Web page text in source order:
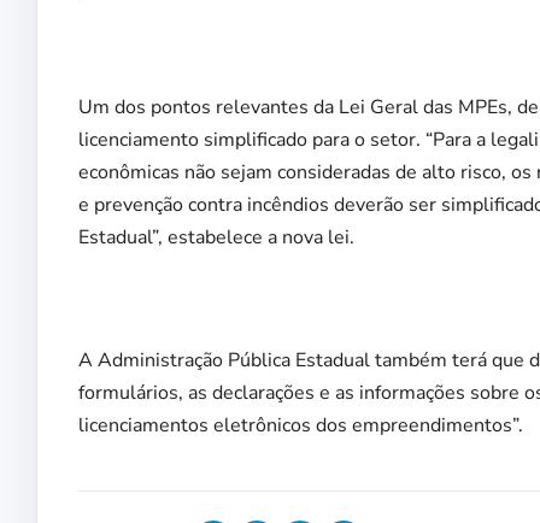
Um dos pontos relevantes da Lei Geral das MPEs,
licenciamento simplificado para o setor. “Para a
econômicas não sejam consideradas de alto risco,
e prevenção contra incêndios deverão ser
Estadual”, estabelece a nova lei.
A Administração Pública Estadual também terá que
formulários, as declarações e as informações sobre
licenciamentos eletrônicos dos empreendimentos”.